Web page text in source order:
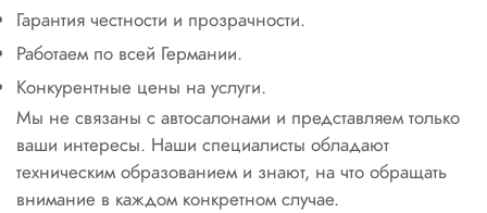
Гарантия честности и прозрачности.
Работаем по всей Германии.
Конкурентные цены на услуги.
Мы не связаны с автосалонами и представляем только
ваши интересы. Наши специалисты обладают
техническим образованием и знают, на что обращать
внимание в каждом конкретном случае.